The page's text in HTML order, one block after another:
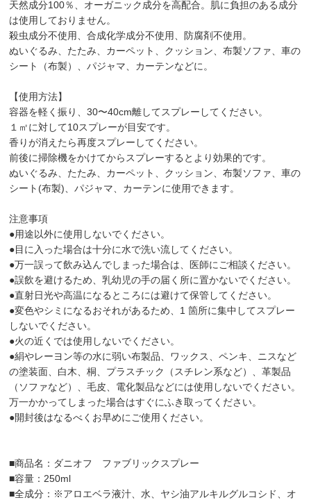
天然成分100％、オーガニック成分を高配合。肌に負担のある成分
は使用しておりません。
殺虫成分不使用、合成化学成分不使用、防腐剤不使用。
ぬいぐるみ、たたみ、カーペット、クッション、布製ソファ、車の
シート（布製）、パジャマ、カーテンなどに。
【使用方法】
容器を軽く振り、30〜40cm離してスプレーしてください。
１㎡に対して10スプレーが目安です。
香りが消えたら再度スプレーしてください。
前後に掃除機をかけてからスプレーするとより効果的です。
ぬいぐるみ、たたみ、カーペット、クッション、布製ソファ、車の
シート(布製)、パジャマ、カーテンに使用できます。
注意事項
●用途以外に使用しないでください。
●目に入った場合は十分に水で洗い流してください。
●万一誤って飲み込んでしまった場合は、医師にご相談ください。
●誤飲を避けるため、乳幼児の手の届く所に置かないでください。
●直射日光や高温になるところには避けて保管してください。
●変色やシミになるおそれがあるため、1 箇所に集中してスプレー
しないでください。
●火の近くでは使用しないでください。
●絹やレーヨン等の水に弱い布製品、ワックス、ペンキ、ニスなど
の塗装面、白木、桐、プラスチック（スチレン系など）、革製品
（ソファなど）、毛皮、電化製品などには使用しないでください。
万一かかってしまった場合はすぐにふき取ってください。
●開封後はなるべくお早めにご使用ください。
■商品名：ダニオフ ファブリックスプレー
■容量：250ml
■全成分：※アロエベラ液汁、水、ヤシ油アルキルグルコシド、オ